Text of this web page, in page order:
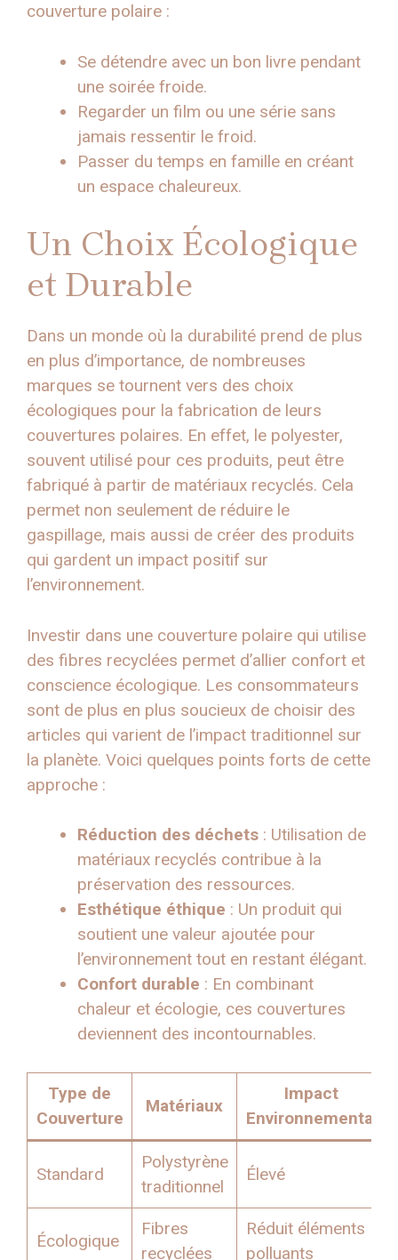
couverture polaire :
Se détendre avec un bon livre pendant
une soirée froide.
Regarder un film ou une série sans
jamais ressentir le froid.
Passer du temps en famille en créant
un espace chaleureux.
Un Choix Écologique
et Durable
Dans un monde où la durabilité prend de plus
en plus d’importance, de nombreuses
marques se tournent vers des choix
écologiques pour la fabrication de leurs
couvertures polaires. En effet, le polyester,
souvent utilisé pour ces produits, peut être
fabriqué à partir de matériaux recyclés. Cela
permet non seulement de réduire le
gaspillage, mais aussi de créer des produits
qui gardent un impact positif sur
l’environnement.
Investir dans une couverture polaire qui utilise
des fibres recyclées permet d’allier confort et
conscience écologique. Les consommateurs
sont de plus en plus soucieux de choisir des
articles qui varient de l’impact traditionnel sur
la planète. Voici quelques points forts de cette
approche :
Réduction des déchets : Utilisation de
matériaux recyclés contribue à la
préservation des ressources.
Esthétique éthique : Un produit qui
soutient une valeur ajoutée pour
l’environnement tout en restant élégant.
Confort durable : En combinant
chaleur et écologie, ces couvertures
deviennent des incontournables.
Type de
Couverture
Matériaux
Impact
Environnemental
Standard
Polystyrène
traditionnel
Élevé
Écologique
Fibres
recyclées
Réduit éléments
polluants